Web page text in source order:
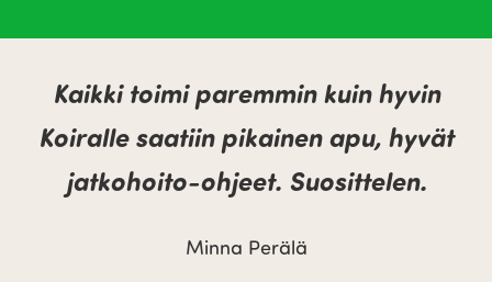
Kaikki toimi paremmin kuin hyvin
Koiralle saatiin pikainen apu, hyvät
jatkohoito-ohjeet. Suosittelen.
Minna Perälä